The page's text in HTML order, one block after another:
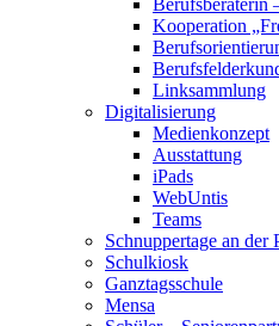
Berufsberaterin
Kooperation
Linksammlung
Digitalisierung
Medienkonzept
Ausstattung
iPads
WebUntis
Teams
Schnuppertage an der
Schulkiosk
Ganztagsschule
Mensa